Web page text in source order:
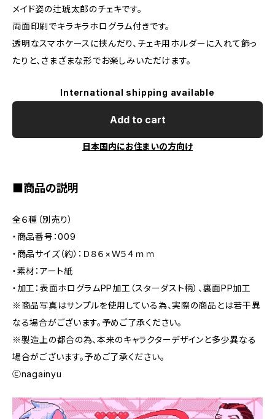
メイド姿の辻琥太郎のチェキです。
両面印刷でキラキラホログラム付きです。
透明なスマホケースに挟んだり、チェキ用ホルダーに入れて飾っ
たりと、さまざまな形でお楽しみいただけます。
International shipping available
Add to cart
日本国内にお住まいの方向け
■商品の説明
全６種（別売り）
・商品番号：009
・商品サイズ（約）：Ｄ８６×Ｗ５４ｍｍ
・素材：アート紙
・加工：表面ホログラムPP加工（スターダスト柄）、裏面PP加工
※商品写真はサンプルを使用している為、実際の商品とは若干異
なる場合がございます。予めご了承ください。
※製造上の都合の為、本来のキャラクターデザインと多少異なる
場合がございます。予めご了承ください。
Ⓒnagainyu